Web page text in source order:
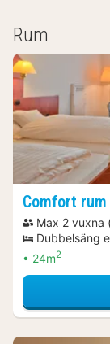
Rum
Comfort rum
Max 2 vuxna
Dubbelsäng
24m2